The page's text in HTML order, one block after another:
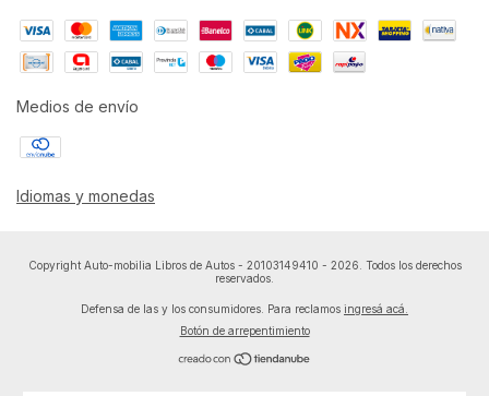
Medios de envío
Idiomas y monedas
Copyright Auto-mobilia Libros de Autos - 20103149410 - 2026. Todos los derechos
reservados.
Defensa de las y los consumidores. Para reclamos ingresá acá.
Botón de arrepentimiento